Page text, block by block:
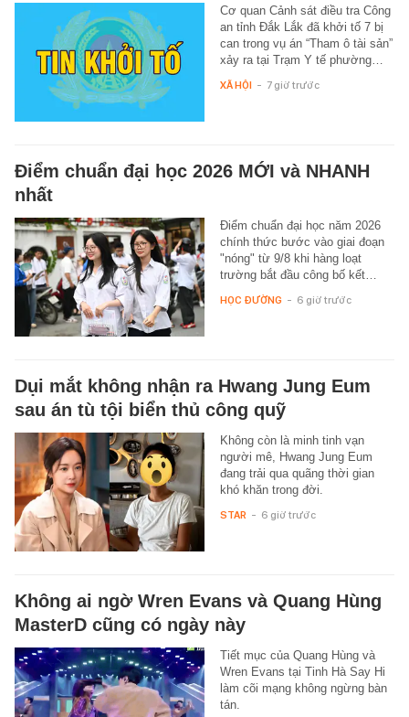
Cơ quan Cảnh sát điều tra Công
an tỉnh Đắk Lắk đã khởi tố 7 bị
can trong vụ án “Tham ô tài sản”
xảy ra tại Trạm Y tế phường…
XÃ HỘI - 7 giờ trước
Điểm chuẩn đại học 2026 MỚI và NHANH
nhất
Điểm chuẩn đại học năm 2026
chính thức bước vào giai đoạn
"nóng" từ 9/8 khi hàng loạt
trường bắt đầu công bố kết…
HỌC ĐƯỜNG - 6 giờ trước
Dụi mắt không nhận ra Hwang Jung Eum
sau án tù tội biển thủ công quỹ
Không còn là minh tinh vạn
người mê, Hwang Jung Eum
đang trải qua quãng thời gian
khó khăn trong đời.
STAR - 6 giờ trước
Không ai ngờ Wren Evans và Quang Hùng
MasterD cũng có ngày này
Tiết mục của Quang Hùng và
Wren Evans tại Tinh Hà Say Hi
làm cõi mạng không ngừng bàn
tán.